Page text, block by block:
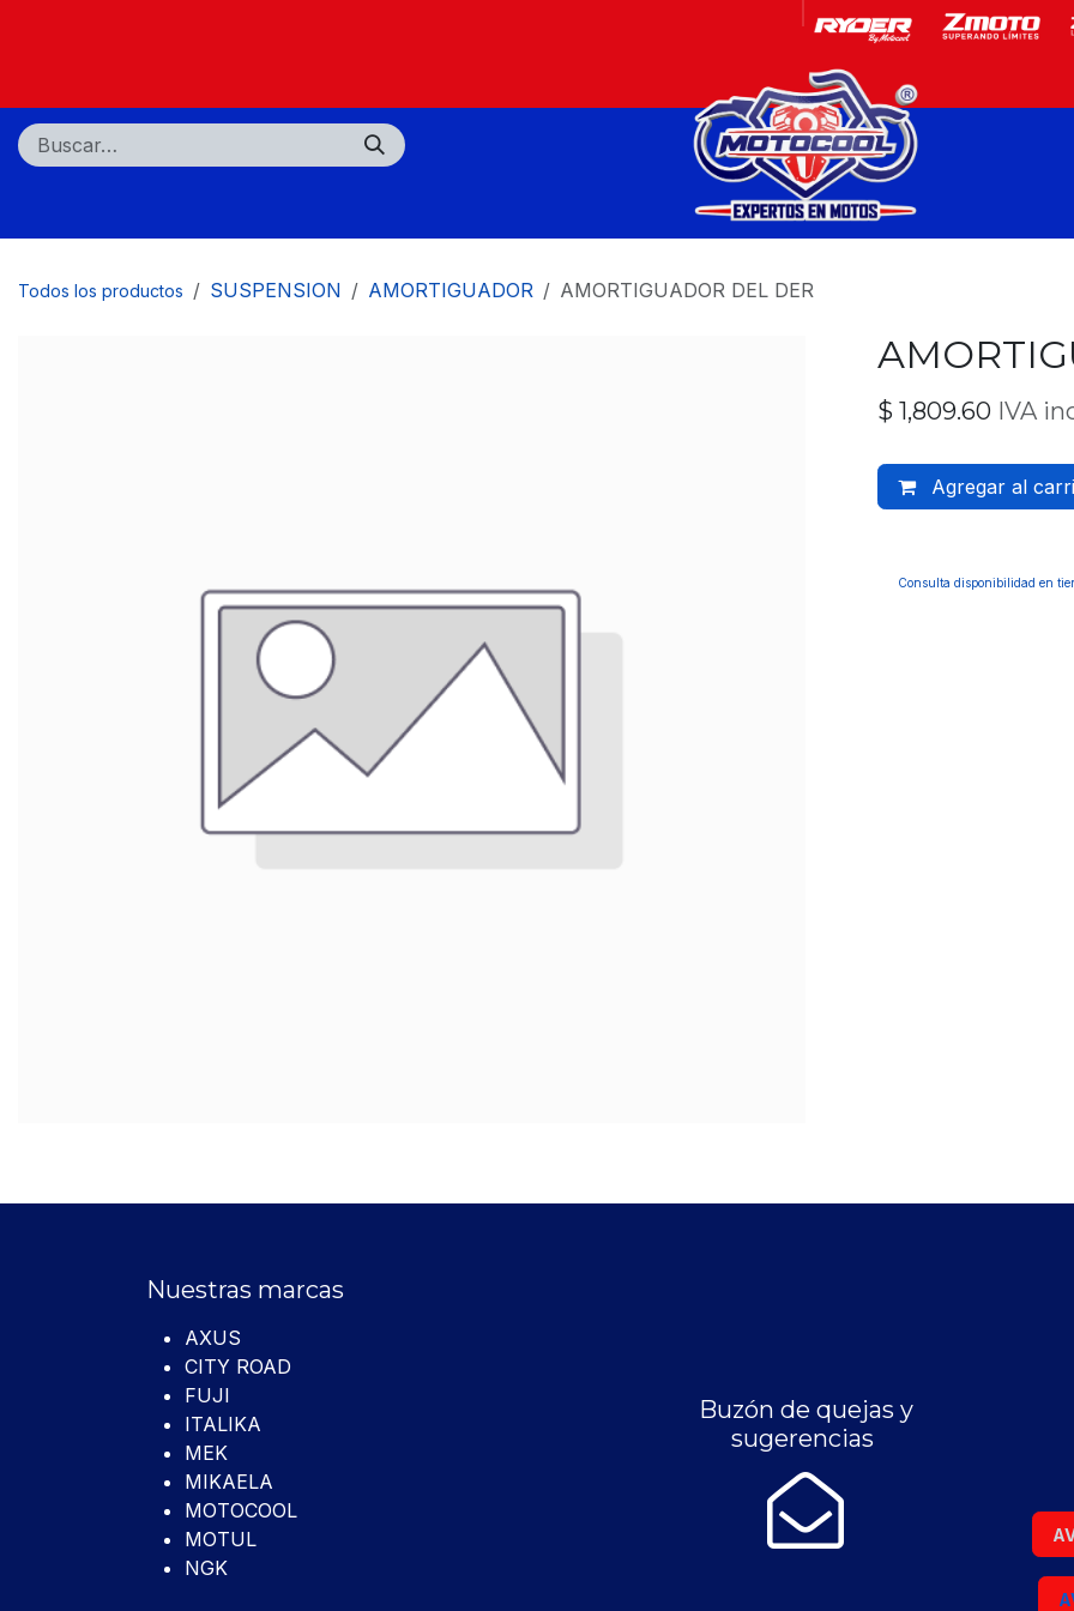
Todos los productos SUSPENSION AMORTIGUADOR AMORTIGUADOR DEL DER
$ 1,809.60 IVA
Agregar al
Consulta disponibilidad en
Nuestras marcas
AXUS
CITY ROAD
FUJI
ITALIKA
MEK
MIKAELA
MOTOCOOL
MOTUL
NGK
Buzón de quejas y
sugerencias